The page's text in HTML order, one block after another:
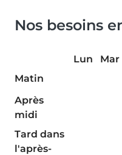
Nos besoins
Lun Mar
Matin
Après
midi
Tard dans
l'après-